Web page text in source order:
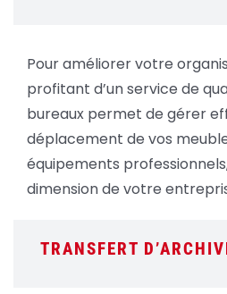
Pour améliorer votre
profitant d’un service de
bureaux permet de gérer
déplacement de vos
équipements
dimension de votre
TRANSFERT